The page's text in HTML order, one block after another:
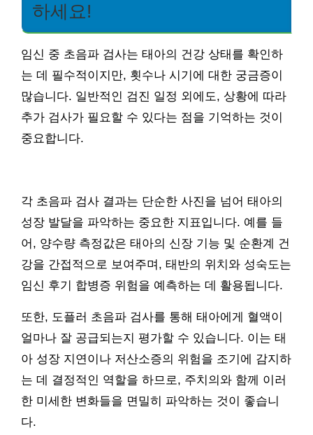
하세요!
임신 중 초음파 검사는 태아의 건강 상태를 확인하
는 데 필수적이지만, 횟수나 시기에 대한 궁금증이
많습니다. 일반적인 검진 일정 외에도, 상황에 따라
추가 검사가 필요할 수 있다는 점을 기억하는 것이
중요합니다.
각 초음파 검사 결과는 단순한 사진을 넘어 태아의
성장 발달을 파악하는 중요한 지표입니다. 예를 들
어, 양수량 측정값은 태아의 신장 기능 및 순환계 건
강을 간접적으로 보여주며, 태반의 위치와 성숙도는
임신 후기 합병증 위험을 예측하는 데 활용됩니다.
또한, 도플러 초음파 검사를 통해 태아에게 혈액이
얼마나 잘 공급되는지 평가할 수 있습니다. 이는 태
아 성장 지연이나 저산소증의 위험을 조기에 감지하
는 데 결정적인 역할을 하므로, 주치의와 함께 이러
한 미세한 변화들을 면밀히 파악하는 것이 좋습니
다.